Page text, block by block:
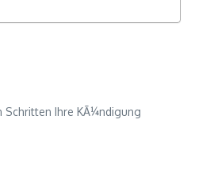
Schritten Ihre KÃ¼ndigung